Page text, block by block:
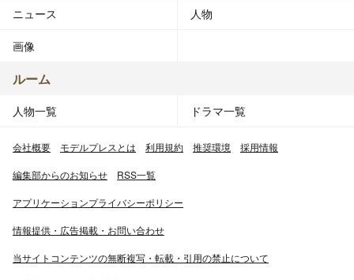
ニュース 人物
画像
ルーム
人物一覧 ドラマ一覧
会社概要 モデルプレスとは 利用規約 推奨環境 採用情報
編集部からのお知らせ RSS一覧
アプリケーションプライバシーポリシー
情報提供・広告掲載・お問い合わせ
当サイトコンテンツの無断複写・転載・引用の禁止について